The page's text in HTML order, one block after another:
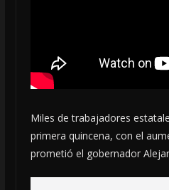
Miles de trabajadores
primera quincena, con el
prometió el gobernador